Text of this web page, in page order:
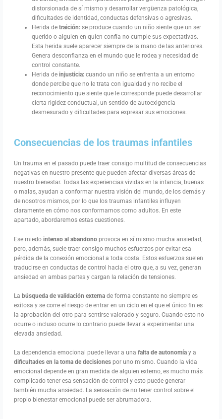
distorsionada de sí mismo y desarrollar vergüenza patológica,
dificultades de identidad, conductas defensivas o agresivas.
Herida detraición:se produce cuando un niño siente que un ser
querido o alguien en quien confía no cumple sus expectativas.
Esta herida suele aparecer siempre de la mano de las anteriores.
Genera desconfianza en el mundo que le rodea y necesidad de
control constante.
Herida deinjusticia:cuando un niño se enfrenta a un entorno
donde percibe que no le trata con igualdad y no recibe el
reconocimiento que siente que le corresponde puede desarrollar
cierta rigidez conductual, un sentido de autoexigencia
desmesurado y dificultades para expresar sus emociones.
Consecuencias de los traumas infantiles
Un trauma en el pasado puede traer consigo multitud de consecuencias
negativas en nuestro presente que pueden afectar diversas áreas de
nuestro bienestar. Todas las experiencias vividas en la infancia, buenas
o malas, ayudan a conformar nuestra visión del mundo, de los demás y
de nosotros mismos, por lo que los traumas infantiles influyen
claramente en cómo nos conformamos como adultos. En este
apartado, abordaremos estas cuestiones.
Ese miedointenso al abandono provoca en sí mismo mucha ansiedad,
pero, además, suele traer consigo muchos esfuerzos por evitar esa
pérdida de la conexión emocional a toda costa. Estos esfuerzos suelen
traducirse en conductas de control hacia el otro que, a su vez, generan
ansiedad en ambas partes y cargan la relación de tensiones.
Labúsqueda de validación externa de forma constante no siempre es
exitosa y se corre el riesgo de entrar en un ciclo en el que el único fin es
la aprobación del otro para sentirse valorado y seguro. Cuando esto no
ocurre o incluso ocurre lo contrario puede llevar a experimentar una
elevada ansiedad.
La dependencia emocional puede llevar a unafalta de autonomíay a
dificultades en la toma de decisiones por uno mismo. Cuando la vida
emocional depende en gran medida de alguien externo, es mucho más
complicado tener esa sensación de control y esto puede generar
también mucha ansiedad. La sensación de no tener control sobre el
propio bienestar emocional puede ser abrumadora.